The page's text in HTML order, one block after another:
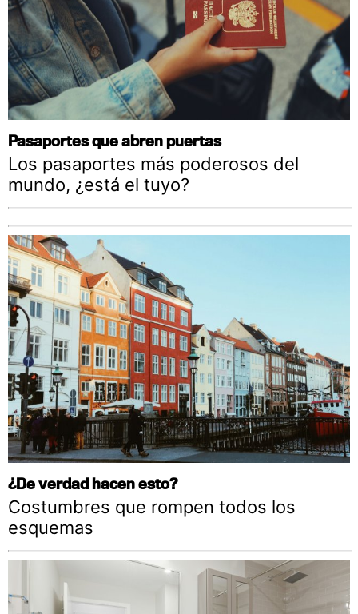
Pasaportes que abren puertas
Los pasaportes más poderosos del
mundo, ¿está el tuyo?
¿De verdad hacen esto?
Costumbres que rompen todos los
esquemas